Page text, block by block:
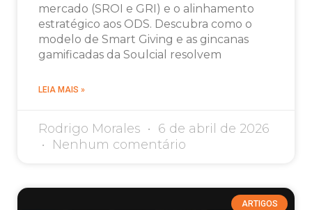
mercado (SROI e GRI) e o alinhamento
estratégico aos ODS. Descubra como o
modelo de Smart Giving e as gincanas
gamificadas da Soulcial resolvem
LEIA MAIS »
Rodrigo Morales
6 de abril de 2026
Nenhum comentário
ARTIGOS